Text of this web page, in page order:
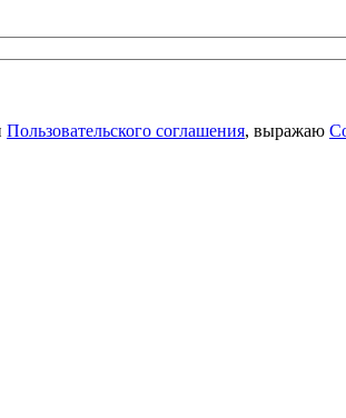
Пользовательского соглашения, выражаю